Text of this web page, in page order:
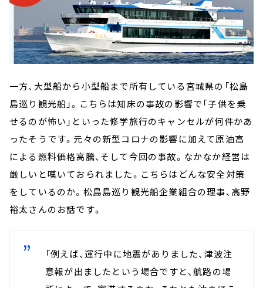
一方、大型船から小型船まで所有している宮城県の「松島
島巡り観光船」。こちらは知床の事故の影響で「子供を乗
せるのが怖い」といった修学旅行のキャンセルが何件かあ
ったそうです。元々の新型コロナの影響に加えて原油高
による燃料価格高騰、そして今回の事故。なかなか経営は
厳しいと嘆いておられました。こちらはどんな安全対策
をしているのか。松島島巡り観光船企業組合の理事、高野
裕太さんのお話です。
「例えば、運行中に地震がありました、津波注
意報が出ましたという場合ですと、航路の場